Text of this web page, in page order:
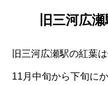
旧三河広
旧三河広瀬駅の紅葉
11月中旬から下旬に